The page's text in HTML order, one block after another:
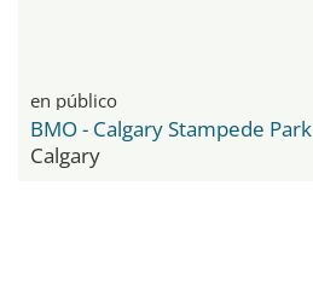
en público
BMO - Calgary Stampede Park
Calgary